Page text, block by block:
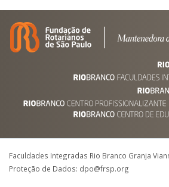
Faculdades Integradas Rio Branco Granja
Proteção de Dados: dpo@frsp.org